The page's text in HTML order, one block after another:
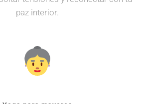
paz interior.